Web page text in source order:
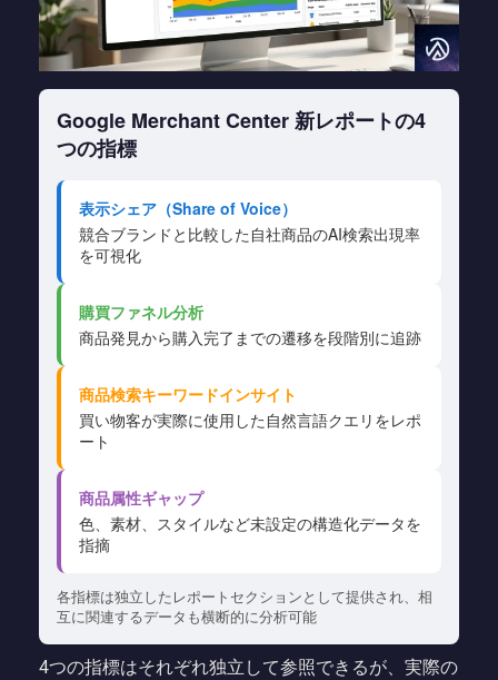
Google Merchant Center 新レポートの4
つの指標
表示シェア（Share of Voice）
競合ブランドと比較した自社商品のAI検索出現率
を可視化
購買ファネル分析
商品発見から購入完了までの遷移を段階別に追跡
商品検索キーワードインサイト
買い物客が実際に使用した自然言語クエリをレポ
ート
商品属性ギャップ
色、素材、スタイルなど未設定の構造化データを
指摘
各指標は独立したレポートセクションとして提供され、相
互に関連するデータも横断的に分析可能
4つの指標はそれぞれ独立して参照できるが、実際の